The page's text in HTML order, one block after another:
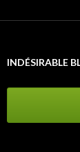
INDÉSIRABLE